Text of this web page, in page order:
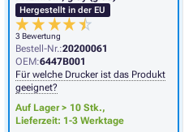
Hergestellt in der EU
3 Bewertung
Bestell-Nr.:20200061
OEM:6447B001
Für welche Drucker ist das Produkt
geeignet?
Auf Lager > 10 Stk.,
Lieferzeit: 1-3 Werktage